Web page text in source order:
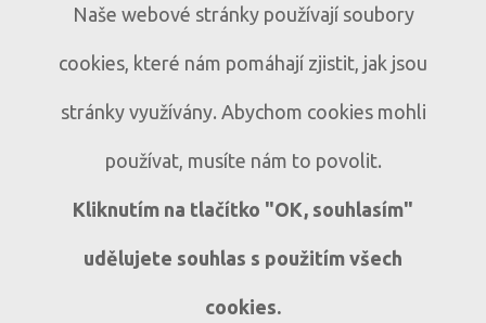
výhledem na Kašperk
P190
Klidné místo pro rodinný dům i
Naše webové stránky používají soubory
cookies, které nám pomáhají zjistit, jak jsou
stránky využívány. Abychom cookies mohli
používat, musíte nám to povolit.
Kliknutím na tlačítko "OK, souhlasím"
udělujete souhlas s použitím všech
cookies.